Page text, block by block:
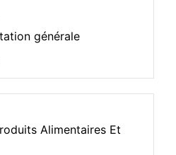
générale
Alimentaires Et